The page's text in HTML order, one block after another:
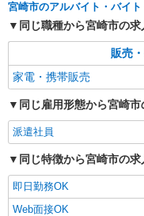
宮崎市のアルバイト・バイ
同じ職種から宮崎市の
販売
家電・携帯販売
同じ雇用形態から宮崎
派遣社員
同じ特徴から宮崎市の
即日勤務OK
Web面接OK